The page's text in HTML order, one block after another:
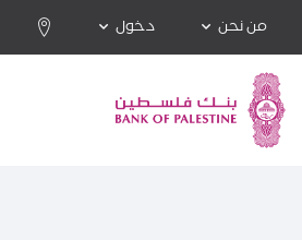
من نحن دخول